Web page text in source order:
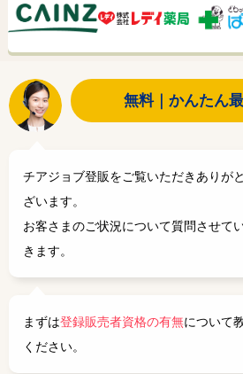
無料｜かんたん
チアジョブ登販をご覧いただきありが
ざいます。
お客さまのご状況について質問させて
きます。
まずは登録販売者資格の有無について
ください。